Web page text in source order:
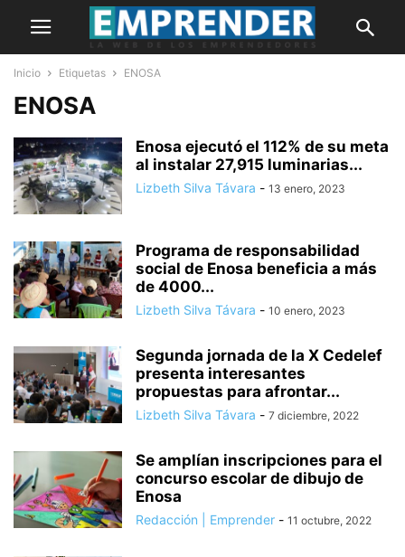
Inicio Etiquetas ENOSA
ENOSA
Enosa ejecutó el 112% de su meta
al instalar 27,915 luminarias...
Lizbeth Silva Távara - 13 enero, 2023
Programa de responsabilidad
social de Enosa beneficia a más
de 4000...
Lizbeth Silva Távara - 10 enero, 2023
Segunda jornada de la X Cedelef
presenta interesantes
propuestas para afrontar...
Lizbeth Silva Távara - 7 diciembre, 2022
Se amplían inscripciones para el
concurso escolar de dibujo de
Enosa
Redacción | Emprender - 11 octubre, 2022